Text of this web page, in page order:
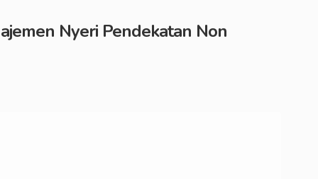
Nyeri Pendekatan Non